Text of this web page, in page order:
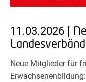
11.03.2026 |
Neue Mitglieder für